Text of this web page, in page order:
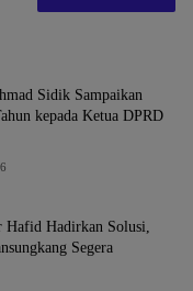
Sidik Sampaikan
kepada Ketua DPRD
Hafid Hadirkan Solusi,
Segera